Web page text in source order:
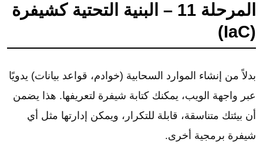
المرحلة 11 – البنية التحتية كشيفرة
(IaC)
بدلاً من إنشاء الموارد السحابية (خوادم، قواعد بيانات) يدويًا
عبر واجهة الويب، يمكنك كتابة شيفرة لتعريفها. هذا يضمن
أن بيئتك متناسقة، قابلة للتكرار، ويمكن إدارتها مثل أي
شيفرة برمجية أخرى.